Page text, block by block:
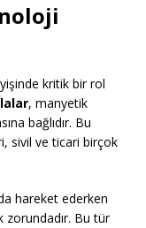
kritik bir rol
, manyetik
bağlıdır. Bu
sivil ve ticari birçok
hareket ederken
Bu tür